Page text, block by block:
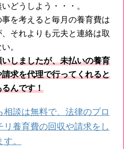
どうしよう・・・。
を考えると毎月の養育費は
それよりも元夫と連絡は取
。
しましたが、未払いの養育
求を代理で行ってくれると
んです！
相談は無料で、法律のプロ
リ養育費の回収や請求をし
。